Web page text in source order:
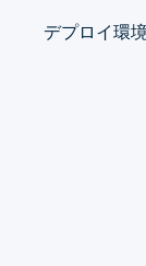
デプロイ環